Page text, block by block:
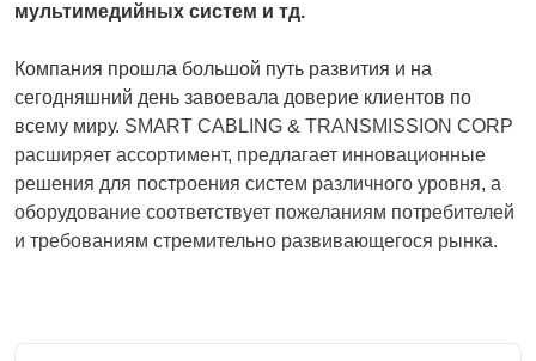
мультимедийных систем и тд.
Компания прошла большой путь развития и на
сегодняшний день завоевала доверие клиентов по
всему миру. SMART CABLING & TRANSMISSION CORP
расширяет ассортимент, предлагает инновационные
решения для построения систем различного уровня, а
оборудование соответствует пожеланиям потребителей
и требованиям стремительно развивающегося рынка.